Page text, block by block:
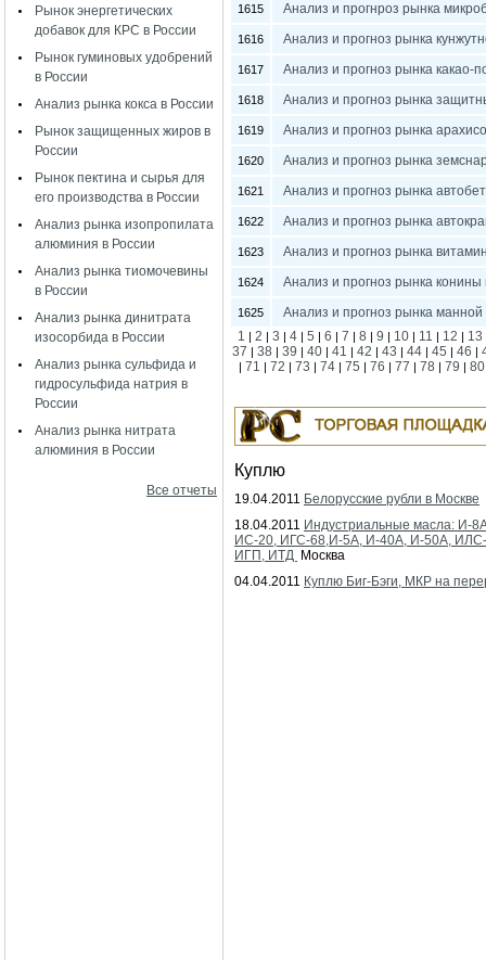
Рынок энергетических
добавок для КРС в России
Рынок гуминовых удобрений
в России
Анализ рынка кокса в России
Рынок защищенных жиров в
России
Рынок пектина и сырья для
его производства в России
Анализ рынка изопропилата
алюминия в России
Анализ рынка тиомочевины
в России
Анализ рынка динитрата
изосорбида в России
Анализ рынка сульфида и
гидросульфида натрия в
России
Анализ рынка нитрата
алюминия в России
Все отчеты
1615 Анализ и прогнроз рынка
1616 Анализ и прогноз рынка
1617 Анализ и прогноз рынка какао-
1618 Анализ и прогноз рынка
1619 Анализ и прогноз рынка
1620 Анализ и прогноз рынка
1621 Анализ и прогноз рынка
1622 Анализ и прогноз рынка
1623 Анализ и прогноз рынка
1624 Анализ и прогноз рынка конины
1625
Анализ и прогноз рынка манной
1 |2 |3 |4 |5 |6 |7 |8 |9 | 10 | 11 | 12 | 13
37 |38 |39 |40 |41 |42 |43 |44 |45 |46 |
| 71 | 72 | 73 | 74 | 75 | 76 | 77 | 78 | 79 | 80
Куплю
19.04.2011 Белорусские рубли в Москве
18.04.2011 Индустриальные масла: И-
ИС-20, ИГС-68,И-5А, И-40А, И-50А,
ИГП, ИТД Москва
04.04.2011 Куплю Биг-Бэги, МКР на